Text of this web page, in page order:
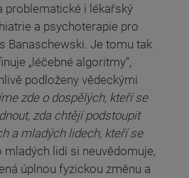
problematické i lékařský
a psychoterapie pro
Banaschewski. Je tomu tak
„léčebné algoritmy“,
podloženy vědeckými
zde o dospělých, kteří se
zda chtějí podstoupit
a mladých lidech, kteří se
mladých lidí si neuvědomuje,
úplnou fyzickou změnu a